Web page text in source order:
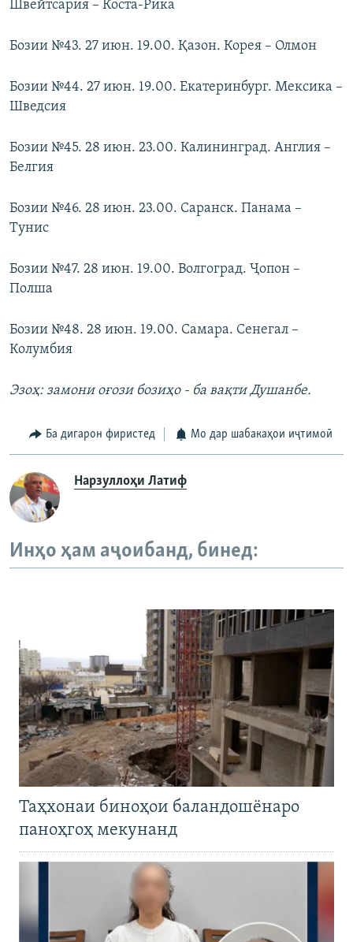
Швейтсария – Коста-Рика
Бозии №43. 27 июн. 19.00. Қазон. Корея – Олмон
Бозии №44. 27 июн. 19.00. Екатеринбург. Мексика –
Шведсия
Бозии №45. 28 июн. 23.00. Калининград. Англия –
Белгия
Бозии №46. 28 июн. 23.00. Саранск. Панама –
Тунис
Бозии №47. 28 июн. 19.00. Волгоград. Ҷопон –
Полша
Бозии №48. 28 июн. 19.00. Самара. Сенегал –
Колумбия
Эзоҳ: замони оғози бозиҳо - ба вақти Душанбе.
Ба дигарон фиристед Мо дар шабакаҳои иҷтимоӣ
Нарзуллоҳи Латиф
Инҳо ҳам аҷоибанд, бинед:
Таҳхонаи биноҳои баландошёнаро
паноҳгоҳ мекунанд